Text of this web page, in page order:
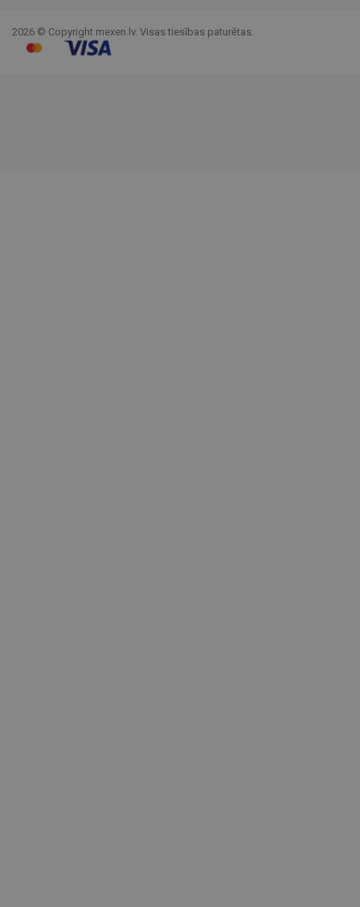
2026 © Copyright mexen.lv. Visas tiesības paturētas.